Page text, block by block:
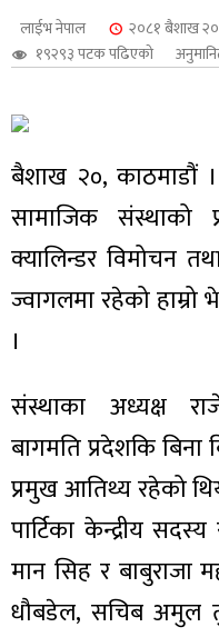
लाईभ नेपाल
२०८१ बैशाख
१९२९३ पटक पढिएको
बैशाख २०,
सामाजिक संस्थाको
क्यालिन्डर विमोचन
ज्वागलमा रहेको
।
संस्थाका अध्यक्ष
बागमति प्रदेशकि बिना
प्रमुख आतिथ्य रहेको
पार्टिका केन्द्रीय
मान सिह र बाबुराजा
धौबडेल, सचिब अमुल